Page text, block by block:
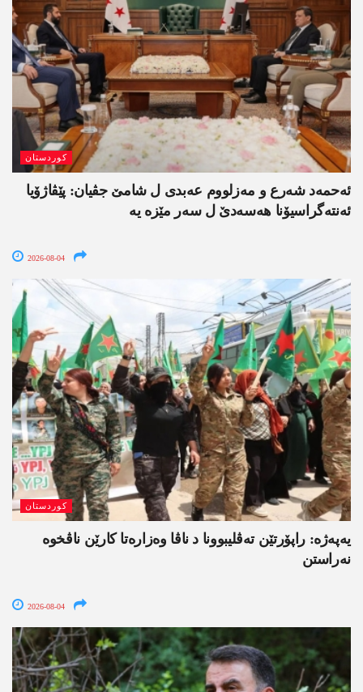
کوردستان
ئەحمەد شەرع و مەزلووم عەبدی ل شامێ جڤیان: پێڤاژۆیا
ئەنتەگراسیۆنا ھەسەدێ ل سەر مێزە یە
2026-08-04
کوردستان
یەپەژە: راپۆرتێن تەڤلیبوونا د ناڤا وەزارەتا کارێن ناڤخوە
نەراستن
2026-08-04